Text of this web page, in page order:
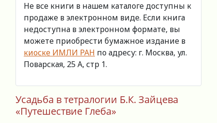
Не все книги в нашем каталоге доступны к
продаже в электронном виде. Если книга
недоступна в электронном формате, вы
можете приобрести бумажное издание в
киоске ИМЛИ РАН по адресу: г. Москва, ул.
Поварская, 25 А, стр 1.
Усадьба в тетралогии Б.К. Зайцева
«Путешествие Глеба»